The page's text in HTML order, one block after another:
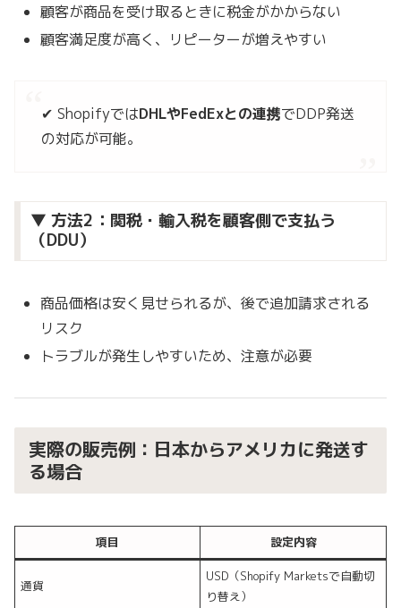
顧客が商品を受け取るときに税金がかからない
顧客満足度が高く、リピーターが増えやすい
✔ ShopifyではDHLやFedExとの連携でDDP発送
の対応が可能。
▼ 方法2：関税・輸入税を顧客側で支払う
（DDU）
商品価格は安く見せられるが、後で追加請求される
リスク
トラブルが発生しやすいため、注意が必要
実際の販売例：日本からアメリカに発送す
る場合
項目 設定内容
通貨
USD（Shopify Marketsで自動切
り替え）